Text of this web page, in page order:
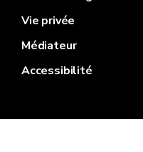
Vie privée
Médiateur
Accessibilité